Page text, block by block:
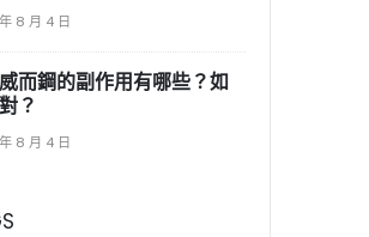
8 月 4 日
而鋼的副作用有哪些？如
？
8 月 4 日